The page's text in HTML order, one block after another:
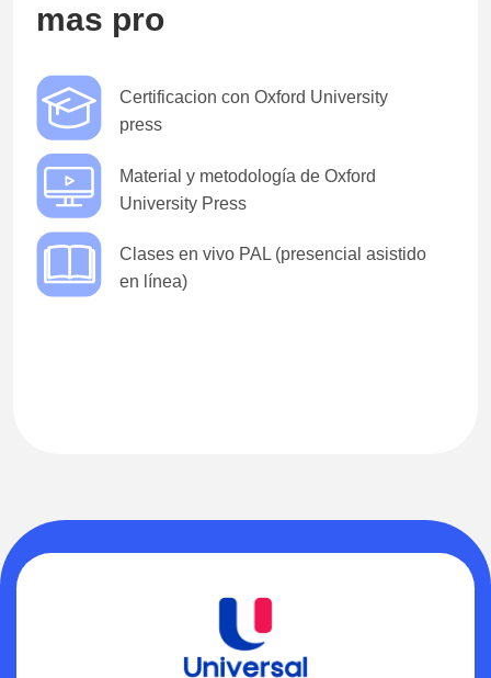
mas pro
Certificacion con Oxford University
press
Material y metodología de Oxford
University Press
Clases en vivo PAL (presencial asistido
en línea)